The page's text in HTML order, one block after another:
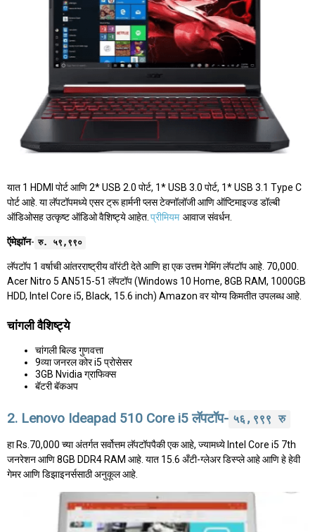
यात 1 HDMI पोर्ट आणि 2* USB 2.0 पोर्ट, 1* USB 3.0 पोर्ट, 1* USB 3.1 Type C
पोर्ट आहे. या लॅपटॉपमध्ये एसर ट्रू हार्मनी प्लस टेक्नॉलॉजी आणि ऑप्टिमाइज्ड डॉल्बी
ऑडिओसह उत्कृष्ट ऑडिओ वैशिष्ट्ये आहेत.प्रीमियम आवाज संवर्धन.
ऍमेझॉन- रु. ५९,९९०
लॅपटॉप 1 वर्षाची आंतरराष्ट्रीय वॉरंटी देते आणि हा एक उत्तम गेमिंग लॅपटॉप आहे. 70,000.
Acer Nitro 5 AN515-51 लॅपटॉप (Windows 10 Home, 8GB RAM, 1000GB
HDD, Intel Core i5, Black, 15.6 inch) Amazon वर योग्य किमतीत उपलब्ध आहे.
चांगली वैशिष्ट्ये
चांगली बिल्ड गुणवत्ता
9व्या जनरल कोर i5 प्रोसेसर
3GB Nvidia ग्राफिक्स
बॅटरी बॅकअप
2. Lenovo Ideapad 510 Core i5 लॅपटॉप- ५६,९९९ रु
हा Rs.70,000 च्या अंतर्गत सर्वोत्तम लॅपटॉपपैकी एक आहे, ज्यामध्ये Intel Core i5 7th
जनरेशन आणि 8GB DDR4 RAM आहे. यात 15.6 अँटी-ग्लेअर डिस्प्ले आहे आणि हे हेवी
गेमर आणि डिझाइनर्ससाठी अनुकूल आहे.